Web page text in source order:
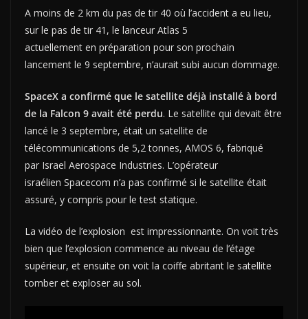
A moins de 2 km du pas de tir 40 où l’accident a eu lieu,
sur le pas de tir 41, le lanceur Atlas 5
actuellement en préparation pour son prochain
lancement le 9 septembre, n’aurait subi aucun dommage.
SpaceX a confirmé que le satellite déjà installé à bord
de la Falcon 9 avait été perdu. Le satellite qui devait être
lancé le 3 septembre, était un satellite de
télécommunications de 5,2 tonnes, AMOS 6, fabriqué
par Israel Aerospace Industries. L’opérateur
israélien Spacecom n’a pas confirmé si le satellite était
assuré, y compris pour le test statique.
La vidéo de l’explosion est impressionnante. On voit très
bien que l’explosion commence au niveau de l’étage
supérieur, et ensuite on voit la coiffe abritant le satellite
tomber et exploser au sol.